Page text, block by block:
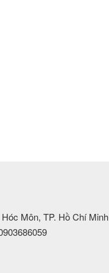
Môn, TP. Hồ Chí Minh